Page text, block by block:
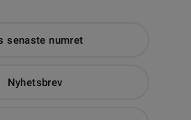
senaste numret
Nyhetsbrev